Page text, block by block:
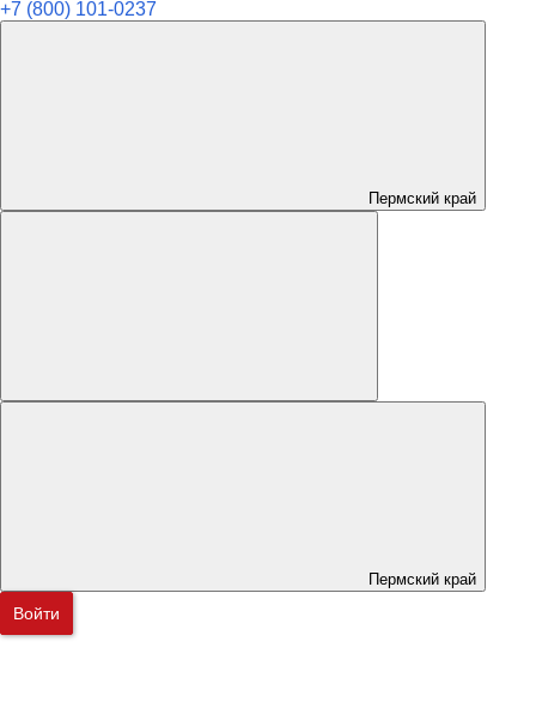
+7 (800) 101-0237
Пермский край
Пермский край
Войти